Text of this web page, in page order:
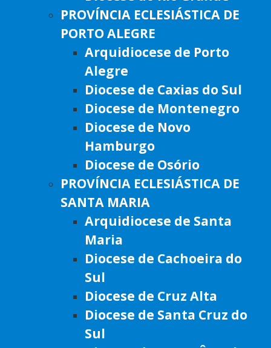
PROVÍNCIA ECLESIÁSTICA DE
PORTO ALEGRE
Arquidiocese de Porto
Alegre
Diocese de Caxias do Sul
Diocese de Montenegro
Diocese de Novo
Hamburgo
Diocese de Osório
PROVÍNCIA ECLESIÁSTICA DE
SANTA MARIA
Arquidiocese de Santa
Maria
Diocese de Cachoeira do
Sul
Diocese de Cruz Alta
Diocese de Santa Cruz do
Sul